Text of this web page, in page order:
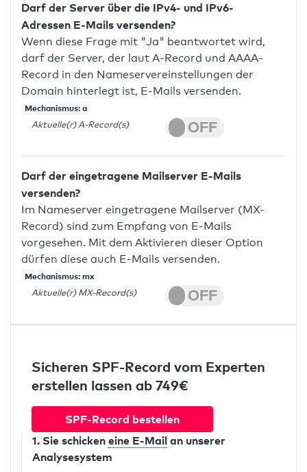
Darf der Server über die IPv4- und IPv6-
Adressen E-Mails versenden?
Wenn diese Frage mit "Ja" beantwortet wird,
darf der Server, der laut A-Record und AAAA-
Record in den Nameservereinstellungen der
Domain hinterlegt ist, E-Mails versenden.
Mechanismus: a
Aktuelle(r) A-Record(s)
Darf der eingetragene Mailserver E-Mails
versenden?
Im Nameserver eingetragene Mailserver (MX-
Record) sind zum Empfang von E-Mails
vorgesehen. Mit dem Aktivieren dieser Option
dürfen diese auch E-Mails versenden.
Mechanismus: mx
Aktuelle(r) MX-Record(s)
Sicheren SPF-Record vom Experten
erstellen lassen ab 749€
SPF-Record bestellen
1. Sie schicken eine E-Mail an unserer
Analysesystem